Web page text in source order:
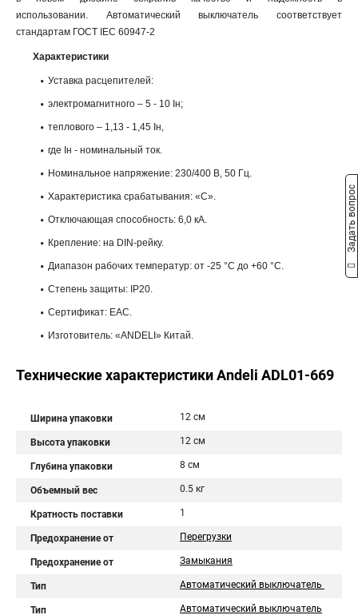
использовании. Автоматический выключатель соответствует
стандартам ГОСТ IEC 60947-2
Характеристики
Уставка расцепителей:
электромагнитного – 5 - 10 Iн;
теплового – 1,13 - 1,45 Iн,
где Iн - номинальный ток.
Номинальное напряжение: 230/400 В, 50 Гц.
Характеристика срабатывания: «С».
Отключающая способность: 6,0 кА.
Крепление: на DIN-рейку.
Диапазон рабочих температур: от -25 °С до +60 °С.
Степень защиты: IP20.
Сертификат: ЕАС.
Изготовитель: «ANDELI» Китай.
Технические характеристики Andeli ADL01-669
Ширина упаковки 12 см
Высота упаковки 12 см
Глубина упаковки 8 см
Объемный вес 0.5 кг
Кратность поставки 1
Предохранение от Перегрузки
Предохранение от Замыкания
Тип Автоматический выключатель
Тип Автоматический выключатель
Задать вопрос